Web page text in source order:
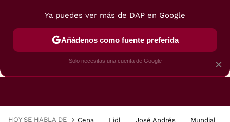
FREIDORAS DE AIRE GUÍAS DE
HOY SE HABLA DE Cena Lidl José Andrés Mundial
×
Ya puedes ver más de DAP en Google
Añádenos como fuente preferida
Solo necesitas una cuenta de Google